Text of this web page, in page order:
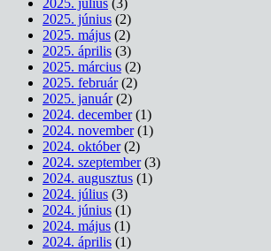
2025. július (3)
2025. június (2)
2025. május (2)
2025. április (3)
2025. március (2)
2025. február(2)
2025. január(2)
2024. december(1)
2024. november(1)
2024. október(2)
2024. szeptember(3)
2024. augusztus (1)
2024. július (3)
2024. június (1)
2024. május (1)
2024. április (1)